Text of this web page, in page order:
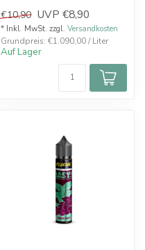
€10,90 UVP €8,90
* Inkl. MwSt. zzgl. Versandkosten
Grundpreis: €1.090,00 / Liter
Auf Lager